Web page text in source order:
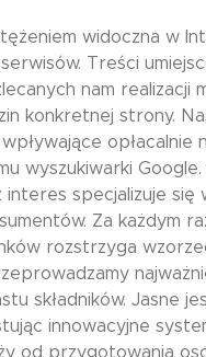
widoczna w
Treści
nam realizacji
konkretnej strony.
opłacalnie
wyszukiwarki
interes specjalizuje
Za każdym
rozstrzyga
składników. Jasne
innowacyjne
od przygotowania